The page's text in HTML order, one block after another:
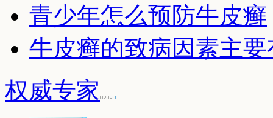
青少年怎么预防牛皮癣
牛皮癣的致病因素主
权威专家